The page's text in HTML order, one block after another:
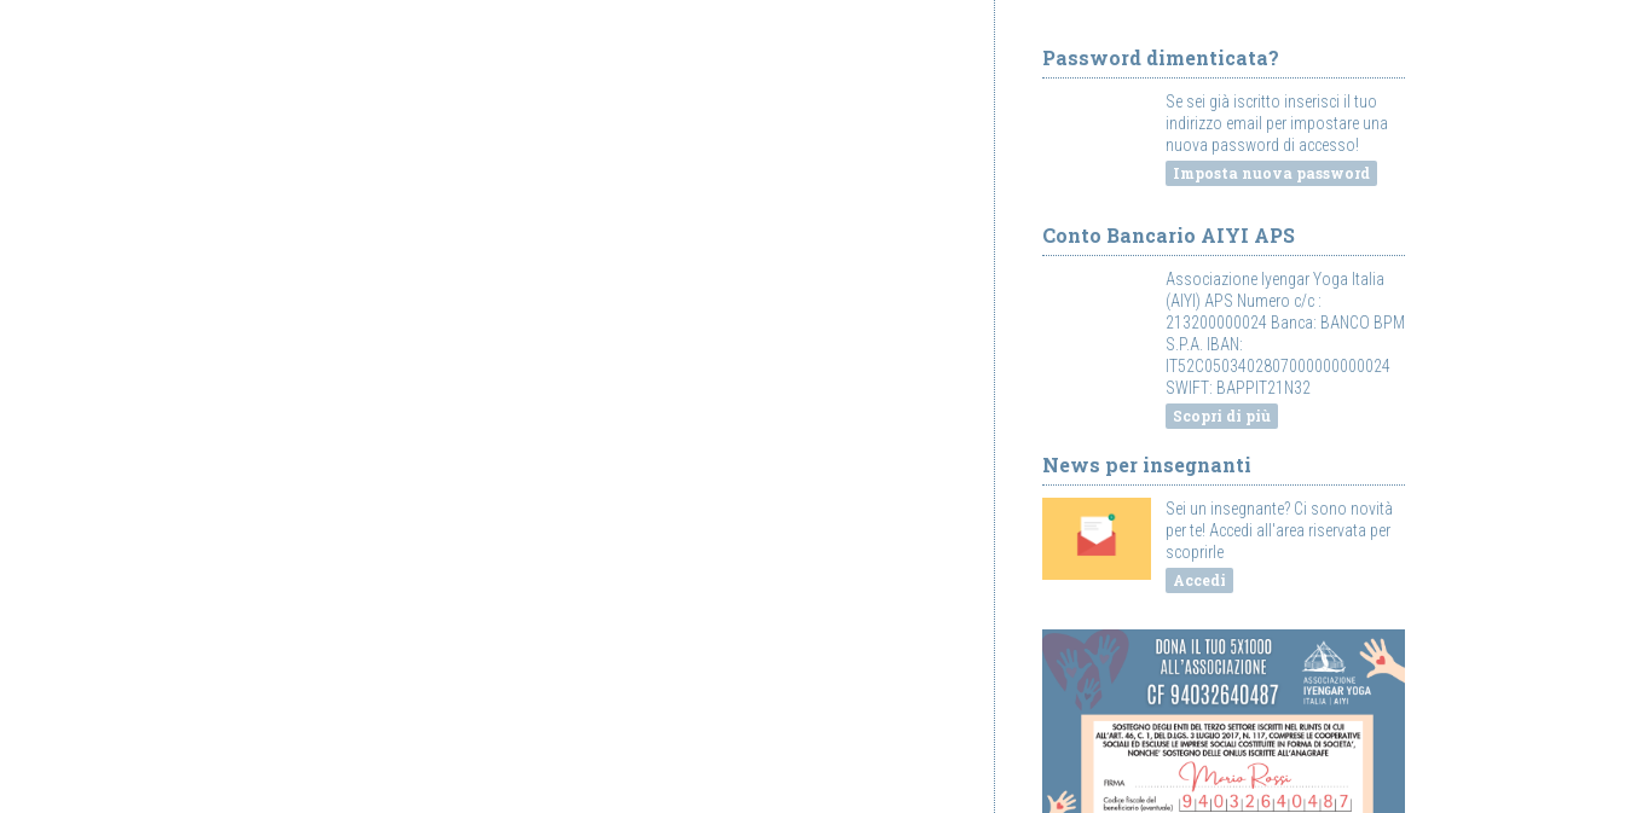
Password dimenticata?
Se sei già iscritto inserisci il tuo
indirizzo email per impostare una
nuova password di accesso!
Imposta nuova password
Conto Bancario AIYI APS
Associazione Iyengar Yoga Italia
(AIYI) APS Numero c/c :
213200000024 Banca: BANCO BPM
S.P.A. IBAN:
IT52C0503402807000000000024
SWIFT: BAPPIT21N32
Scopri di più
News per insegnanti
Sei un insegnante? Ci sono novità
per te! Accedi all'area riservata per
scoprirle
Accedi